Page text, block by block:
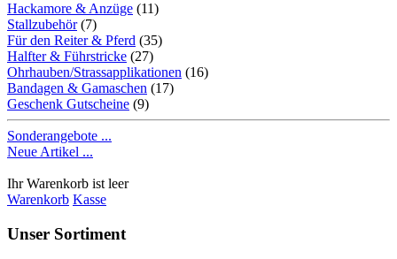
Hackamore & Anzüge (11)
Stallzubehör(7)
Für den Reiter & Pferd (35)
Halfter & Führstricke (27)
Ohrhauben/Strassapplikationen (16)
Bandagen & Gamaschen (17)
Geschenk Gutscheine (9)
Sonderangebote ...
Neue Artikel ...
Ihr Warenkorb ist leer
Warenkorb Kasse
Unser Sortiment